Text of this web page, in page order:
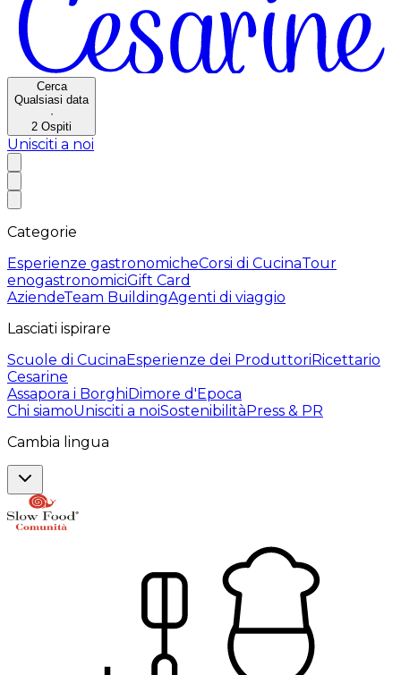
Cerca
Qualsiasi data
·
2 Ospiti
Unisciti a noi
Categorie
Esperienze gastronomicheCorsi di CucinaTour
enogastronomiciGift Card
AziendeTeam BuildingAgenti di viaggio
Lasciati ispirare
Scuole di CucinaEsperienze dei ProduttoriRicettario
Cesarine
Assapora i BorghiDimore d'Epoca
Chi siamoUnisciti a noiSostenibilitàPress & PR
Cambia lingua